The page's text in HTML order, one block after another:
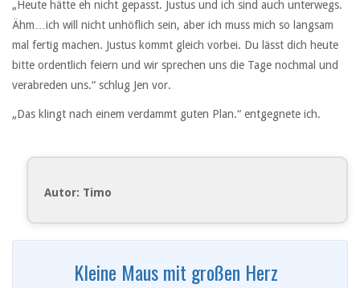
„Heute hätte eh nicht gepasst. Justus und ich sind auch unterwegs.
Ähm…ich will nicht unhöflich sein, aber ich muss mich so langsam
mal fertig machen. Justus kommt gleich vorbei. Du lässt dich heute
bitte ordentlich feiern und wir sprechen uns die Tage nochmal und
verabreden uns.“ schlug Jen vor.
„Das klingt nach einem verdammt guten Plan.“ entgegnete ich.
Autor: Timo
Kleine Maus mit großen Herz